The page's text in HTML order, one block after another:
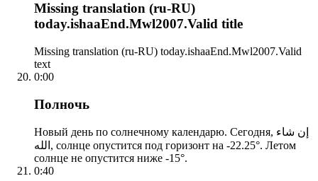
Missing translation (ru-RU)
today.ishaaEnd.Mwl2007.Valid title
Missing translation (ru-RU) today.ishaaEnd.Mwl2007.Valid
text
0:00
Полночь
Новый день по солнечному календарю. Сегодня, إن شاء
الله, солнце опустится под горизонт на -22.25°. Летом
солнце не опустится ниже -15°.
0:40